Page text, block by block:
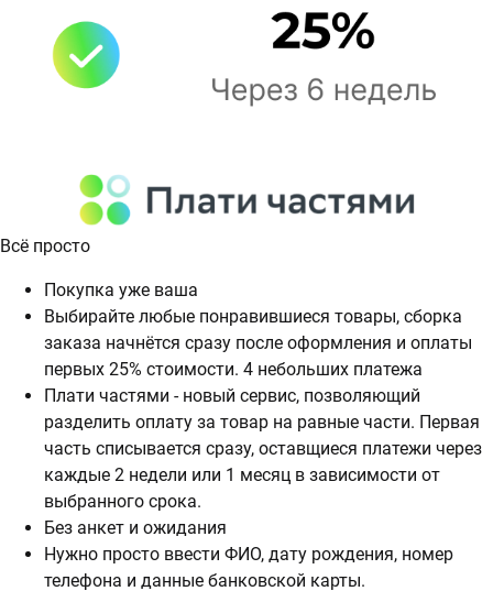
Всё просто
Покупка уже ваша
Выбирайте любые понравившиеся товары, сборка
заказа начнётся сразу после оформления и оплаты
первых 25% стоимости. 4 небольших платежа
Плати частями - новый сервис, позволяющий
разделить оплату за товар на равные части. Первая
часть списывается сразу, оставщиеся платежи через
каждые 2 недели или 1 месяц в зависимости от
выбранного срока.
Без анкет и ожидания
Нужно просто ввести ФИО, дату рождения, номер
телефона и данные банковской карты.